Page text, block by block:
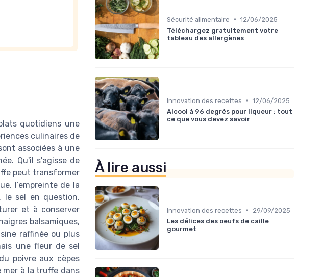
quotidiens une
culinaires de
associées à une
Qu'il s'agisse de
peut transformer
l’empreinte de la
le sel en question,
et à conserver
balsamiques,
raffinée ou plus
une fleur de sel
poivre aux cèpes
mer à la truffe dans
Sécurité alimentaire • 12/06/2025
Téléchargez gratuitement votre
tableau des allergènes
Innovation des recettes • 12/06/2025
Alcool à 96 degrés pour liqueur : tout
ce que vous devez savoir
À lire aussi
Innovation des recettes •
29/09/2025
Les délices des oeufs de caille
gourmet